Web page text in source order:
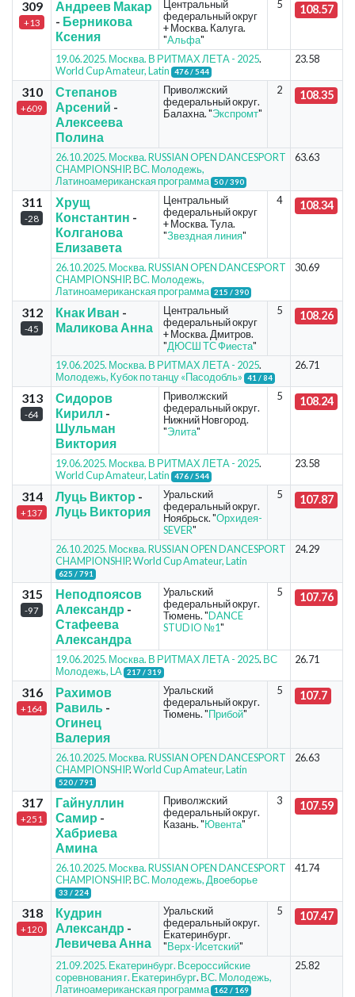
309
+13
Андреев Макар
- Берникова
Ксения
Центральный
федеральный округ
+ Москва. Калуга.
"Альфа"
5 108.57
19.06.2025. Москва. В РИТМАХ ЛЕТА - 2025.
World Cup Amateur, Latin
476 / 544
23.58
310
+609
Степанов
Арсений -
Алексеева
Полина
Приволжский
федеральный округ.
Балахна. "Экспромт"
2 108.35
26.10.2025. Москва. RUSSIAN OPEN DANCESPORT
CHAMPIONSHIP. ВС. Молодежь,
Латиноамериканская программа 50 / 390
63.63
311
-28
Хрущ
Константин -
Колганова
Елизавета
Центральный
федеральный округ
+ Москва. Тула.
"Звездная линия"
4 108.34
26.10.2025. Москва. RUSSIAN OPEN DANCESPORT
CHAMPIONSHIP. ВС. Молодежь,
Латиноамериканская программа 215 / 390
30.69
312
-45
Кнак Иван -
Маликова Анна
Центральный
федеральный округ
+ Москва. Дмитров.
"ДЮСШ ТС Фиеста"
5 108.26
19.06.2025. Москва. В РИТМАХ ЛЕТА - 2025.
Молодежь, Кубок по танцу «Пасодобль»
41 / 84
26.71
313
-64
Сидоров
Кирилл -
Шульман
Виктория
Приволжский
федеральный округ.
Нижний Новгород.
"Элита"
5 108.24
19.06.2025. Москва. В РИТМАХ ЛЕТА - 2025.
World Cup Amateur, Latin
476 / 544
23.58
314
+137
Луць Виктор -
Луць Виктория
Уральский
федеральный округ.
Ноябрьск. "Орхидея-
SEVER"
5 107.87
26.10.2025. Москва. RUSSIAN OPEN DANCESPORT
CHAMPIONSHIP.World Cup Amateur, Latin
625 / 791
24.29
315
-97
Неподпоясов
Александр -
Стафеева
Александра
Уральский
федеральный округ.
Тюмень. "DANCE
STUDIO №1"
5 107.76
19.06.2025. Москва. В РИТМАХ ЛЕТА - 2025. ВС
Молодежь, LA 217 / 319
26.71
316
+164
Рахимов
Равиль-
Огинец
Валерия
Уральский
федеральный округ.
Тюмень. "Прибой"
5 107.7
26.10.2025. Москва. RUSSIAN OPEN DANCESPORT
CHAMPIONSHIP.World Cup Amateur, Latin
520 / 791
26.63
317
+251
Гайнуллин
Самир -
Хабриева
Амина
Приволжский
федеральный округ.
Казань. "Ювента"
3 107.59
26.10.2025. Москва. RUSSIAN OPEN DANCESPORT
CHAMPIONSHIP. ВС. Молодежь, Двоеборье
33 / 224
41.74
318
+120
Кудрин
Александр -
Левичева Анна
Уральский
федеральный округ.
Екатеринбург.
"Верх-Исетский"
5 107.47
21.09.2025. Екатеринбург. Всероссийские
соревнования г. Екатеринбург. ВС. Молодежь,
Латиноамериканская программа
162 / 169
25.82